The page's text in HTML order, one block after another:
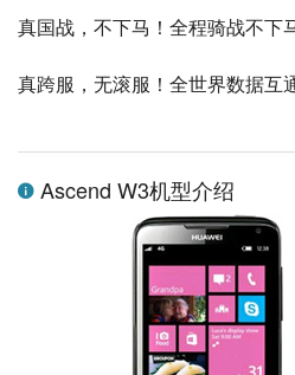
真国战，不下马！全程骑战不下
真跨服，无滚服！全世界数据互
Ascend W3机型介绍